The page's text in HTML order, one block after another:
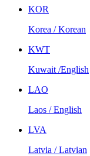
KOR
Korea / Korean
KWT
Kuwait /English
LAO
Laos / English
LVA
Latvia / Latvian